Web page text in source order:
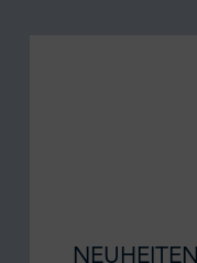
NEUHEITEN